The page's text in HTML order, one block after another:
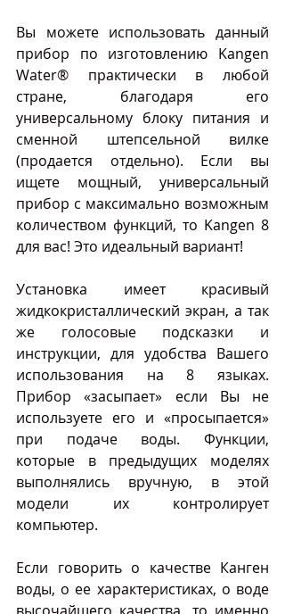
Вы можете использовать данный
прибор по изготовлению Kangen
Water® практически в любой
стране, благодаря его
универсальному блоку питания и
сменной штепсельной вилке
(продается отдельно). Если вы
ищете мощный, универсальный
прибор с максимально возможным
количеством функций, то Kangen 8
для вас! Это идеальный вариант!
Установка имеет красивый
жидкокристаллический экран, а так
же голосовые подсказки и
инструкции, для удобства Вашего
использования на 8 языках.
Прибор «засыпает» если Вы не
используете его и «просыпается»
при подаче воды. Функции,
которые в предыдущих моделях
выполнялись вручную, в этой
модели их контролирует
компьютер.
Если говорить о качестве Канген
воды, о ее характеристиках, о воде